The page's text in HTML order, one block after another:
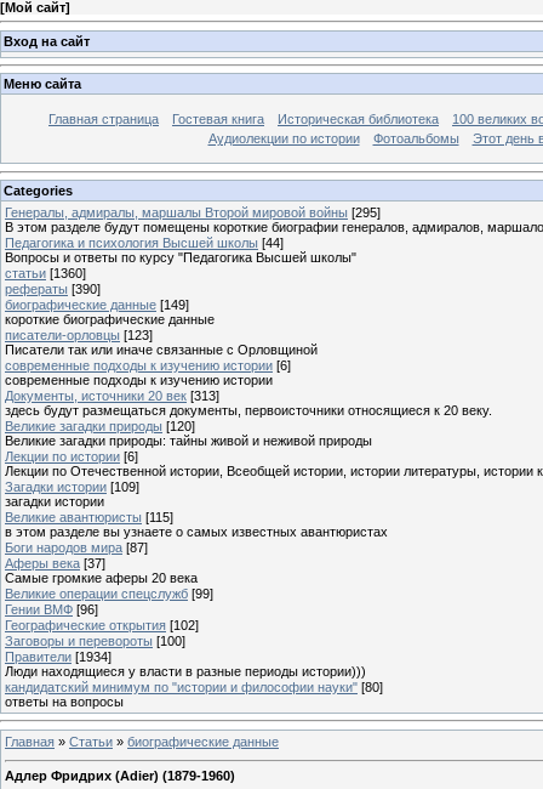
[Мой сайт]
Вход на сайт
Меню сайта
Главная страница Гостевая книга Историческая библиотека
100 великих
Аудиолекции по истории
Фотоальбомы Этот день
Categories
Генералы, адмиралы, маршалы Второй мировой войны [295]
В этом разделе будут помещены короткие биографии генералов, адмиралов,
Педагогика и психология Высшей школы [44]
Вопросы и ответы по курсу "Педагогика Высшей школы"
статьи [1360]
рефераты [390]
биографические данные [149]
короткие биографические данные
писатели-орловцы [123]
Писатели так или иначе связанные с Орловщиной
современные подходы к изучению истории [6]
современные подходы к изучению истории
Документы, источники 20 век [313]
здесь будут размещаться документы, первоисточники относящиеся к 20 веку.
Великие загадки природы [120]
Великие загадки природы: тайны живой и неживой природы
Лекции по истории [6]
Лекции по Отечественной истории, Всеобщей истории, истории литературы, истории
Загадки истории [109]
загадки истории
Великие авантюристы [115]
в этом разделе вы узнаете о самых известных авантюристах
Боги народов мира [87]
Аферы века [37]
Самые громкие аферы 20 века
Великие операции спецслужб [99]
Гении ВМФ [96]
Географические открытия [102]
Заговоры и перевороты [100]
Правители [1934]
Люди находящиеся у власти в разные периоды истории)))
кандидатский минимум по "истории и философии науки" [80]
ответы на вопросы
Главная » Статьи » биографические данные
Адлер Фридрих (Adier) (1879-1960)